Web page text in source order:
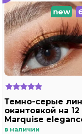
new
Темно-серые
окантовкой на
Marquise
dark gray m2
в наличии